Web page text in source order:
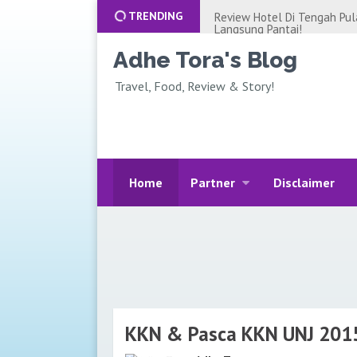
TRENDING GREBEK APARTEMEN DI
JAKARTA, MUAT 16 ORANG.
Rekomendasi Villa Murah di
Netflix-nya lho, Review
Review Hotel Private Pool
REVIEW HOTEL UNTUK
BALI! DOUBLETREE HOTEL
Adhe Tora's Blog
Travel, Food, Review & Story!
Home Partner Disclaimer
KKN & Pasca KKN UNJ